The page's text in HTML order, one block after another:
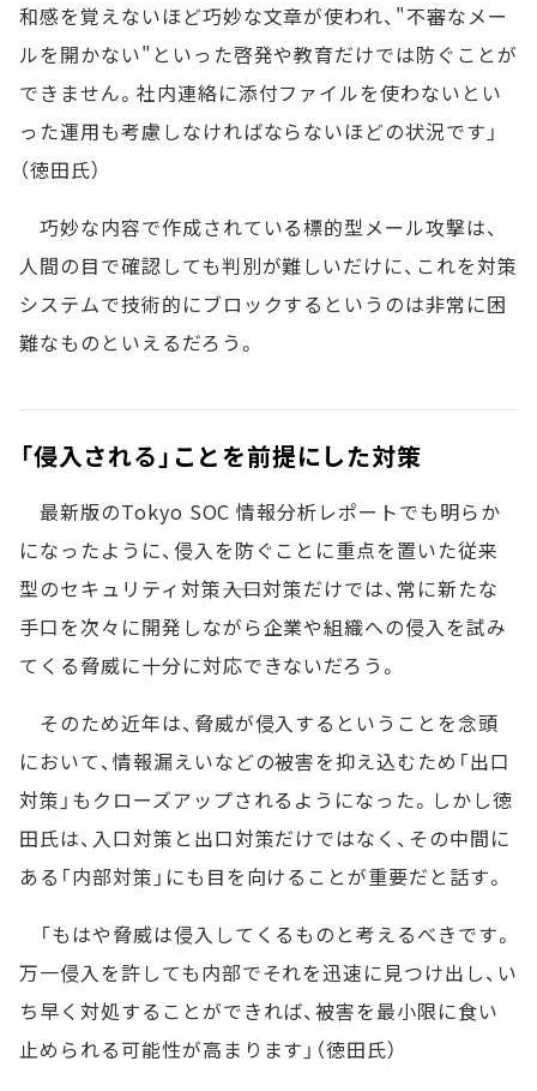
和感を覚えないほど巧妙な文章が使われ、"不審なメー
ルを開かない"といった啓発や教育だけでは防ぐことが
できません。社内連絡に添付ファイルを使わないとい
った運用も考慮しなければならないほどの状況です」
（徳田氏）
巧妙な内容で作成されている標的型メール攻撃は、
人間の目で確認しても判別が難しいだけに、これを対策
システムで技術的にブロックするというのは非常に困
難なものといえるだろう。
「侵入される」ことを前提にした対策
最新版のTokyo SOC 情報分析レポートでも明らか
になったように、侵入を防ぐことに重点を置いた従来
型のセキュリティ対策――入口対策だけでは、常に新たな
手口を次々に開発しながら企業や組織への侵入を試み
てくる脅威に十分に対応できないだろう。
そのため近年は、脅威が侵入するということを念頭
において、情報漏えいなどの被害を抑え込むため「出口
対策」もクローズアップされるようになった。しかし徳
田氏は、入口対策と出口対策だけではなく、その中間に
ある「内部対策」にも目を向けることが重要だと話す。
「もはや脅威は侵入してくるものと考えるべきです。
万一侵入を許しても内部でそれを迅速に見つけ出し、い
ち早く対処することができれば、被害を最小限に食い
止められる可能性が高まります」（徳田氏）